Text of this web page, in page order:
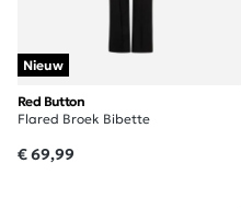
Nieuw
Red Button
Flared Broek Bibette
€ 69,99